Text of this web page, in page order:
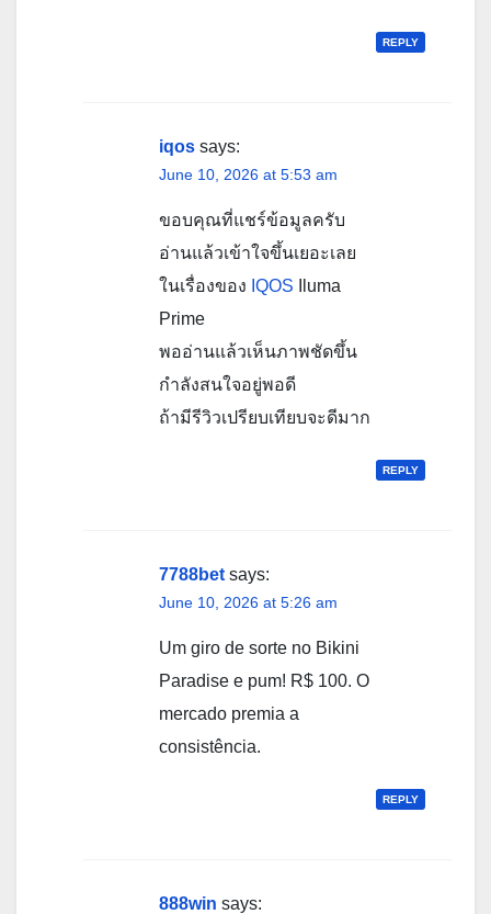
REPLY
iqos says:
June 10, 2026 at 5:53 am
ขอบคุณที่แชร์ข้อมูลครับ
อ่านแล้วเข้าใจขึ้นเยอะเลย
ในเรื่องของ IQOS Iluma
Prime
พออ่านแล้วเห็นภาพชัดขึ้น
กำลังสนใจอยู่พอดี
ถ้ามีรีวิวเปรียบเทียบจะดีมาก
REPLY
7788bet says:
June 10, 2026 at 5:26 am
Um giro de sorte no Bikini
Paradise e pum! R$ 100. O
mercado premia a
consistência.
REPLY
888win says: